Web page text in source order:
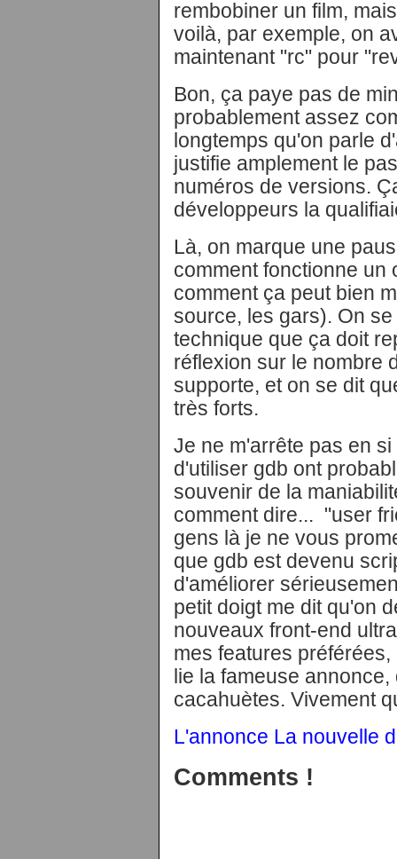
rembobiner un film,
voilà, par exemple, on
maintenant "rc" pour
Bon, ça paye pas de
probablement assez
longtemps qu'on parle
justifie amplement le
numéros de versions.
développeurs la
Là, on marque une
comment fonctionne un
comment ça peut bien
source, les gars). On
technique que ça doit
réflexion sur le nombre
supporte, et on se dit
très forts.
Je ne m'arrête pas en
d'utiliser gdb ont
souvenir de la
comment dire... "user
gens là je ne vous
que gdb est devenu
d'améliorer
petit doigt me dit qu'on
nouveaux front-end
mes features
lie la fameuse
cacahuètes. Vivement
L'annonce La nouvelle
Comments !